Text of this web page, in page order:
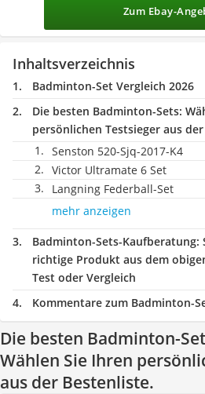
Zum Ebay-
Inhaltsverzeichnis
Badminton-Set Vergleich 2026
Die besten Badminton-Sets:
persönlichen Testsieger aus
Senston 520-Sjq-2017-K4
Victor Ultramate 6 Set
Langning Federball-Set
mehr anzeigen
Badminton-Sets-Kaufberatung:
richtige Produkt aus dem
Test oder Vergleich
Kommentare zum Badminton-
Die besten Badminton-
Wählen Sie Ihren
aus der Bestenliste.